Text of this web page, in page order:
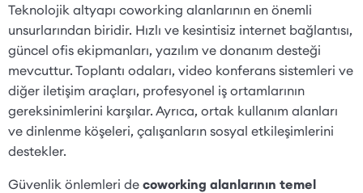
Teknolojik altyapı coworking alanlarının en önemli
unsurlarından biridir. Hızlı ve kesintisiz internet bağlantısı,
güncel ofis ekipmanları, yazılım ve donanım desteği
mevcuttur. Toplantı odaları, video konferans sistemleri ve
diğer iletişim araçları, profesyonel iş ortamlarının
gereksinimlerini karşılar. Ayrıca, ortak kullanım alanları
ve dinlenme köşeleri, çalışanların sosyal etkileşimlerini
destekler.
Güvenlik önlemleri de coworking alanlarının temel